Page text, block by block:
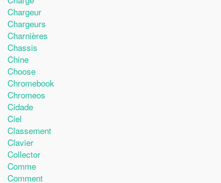
Chargeur
Chargeurs
Charnières
Chassis
Chine
Choose
Chromebook
Chromeos
Cidade
Ciel
Classement
Clavier
Collector
Comme
Comment